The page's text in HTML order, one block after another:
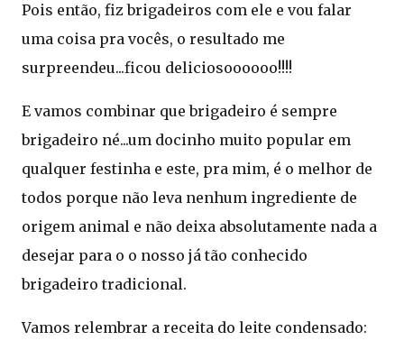
Pois então, fiz brigadeiros com ele e vou falar
uma coisa pra vocês, o resultado me
surpreendeu...ficou deliciosoooooo!!!!
E vamos combinar que brigadeiro é sempre
brigadeiro né...um docinho muito popular em
qualquer festinha e este, pra mim, é o melhor de
todos porque não leva nenhum ingrediente de
origem animal e não deixa absolutamente nada a
desejar para o o nosso já tão conhecido
brigadeiro tradicional.
Vamos relembrar a receita do leite condensado: